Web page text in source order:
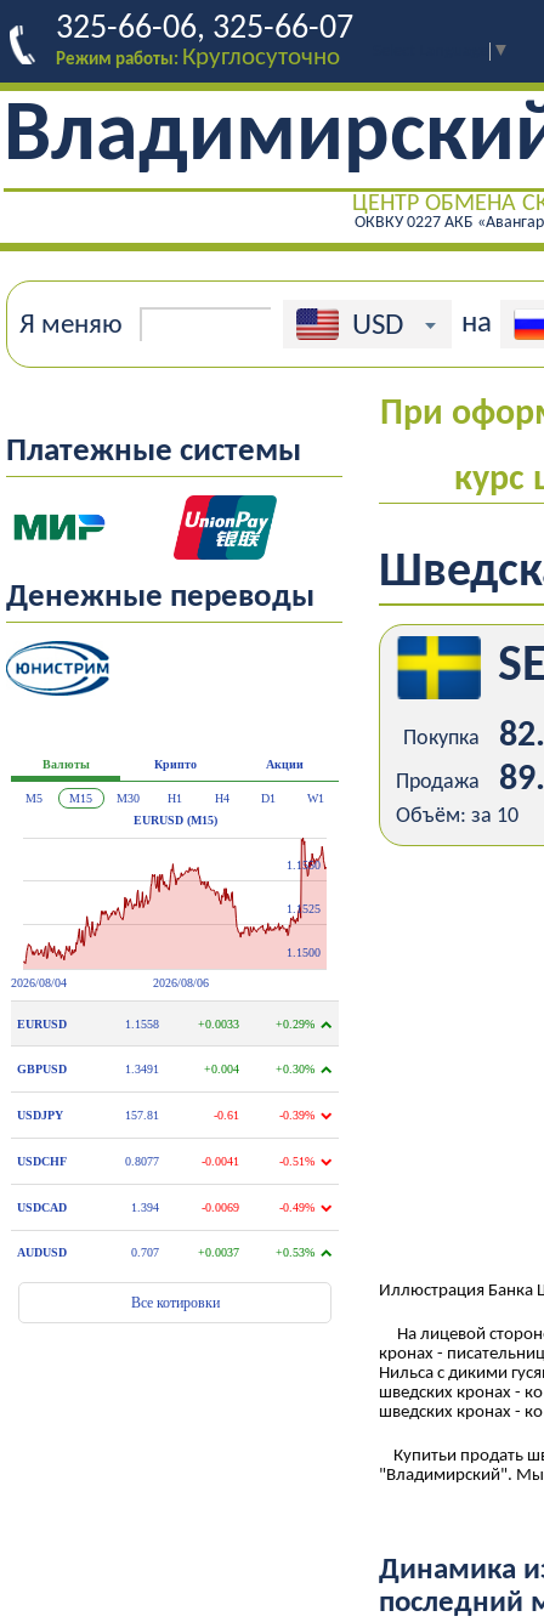
325-66-06, 325-66-07
Режим работы: Круглосуточно ▼
ЦЕНТР ОБМЕНА
ОКВКУ 0227 АКБ
Я меняю USD на
Платежные системы
Денежные переводы
При
курс
Покупка
Продажа
Объём: за 10
Иллюстрация Банка
На лицевой
кронах -
Нильса с дикими
шведских кронах -
шведских кронах -
Купитьи продать
"Владимирский". Мы
Динамика
последний